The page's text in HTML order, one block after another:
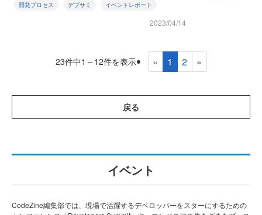
開発プロセス デブサミ イベントレポート
2023/04/14
23件中1～12件を表示 « 1 2 »
戻る
イベント
CodeZine編集部では、現場で活躍するデベロッパーをスターにするための